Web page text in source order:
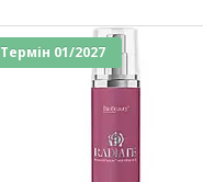
Термін 01/2027